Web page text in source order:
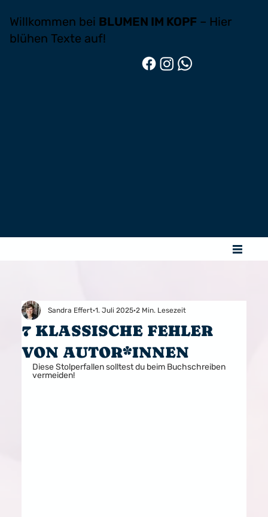
Willkommen bei BLUMEN IM KOPF– Hier
blühen Texte auf!
7 KLASSISCHE FEHLER
VON AUTOR*INNEN
Sandra Effert 1. Juli 2025 2 Min. Lesezeit
Diese Stolperfallen solltest du beim Buchschreiben
vermeiden!